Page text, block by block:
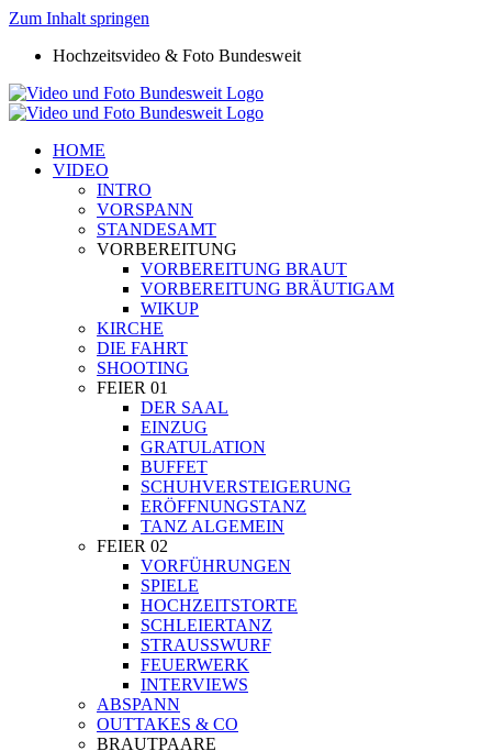
Zum Inhalt springen
Hochzeitsvideo & Foto Bundesweit
HOME
VIDEO
INTRO
VORSPANN
STANDESAMT
VORBEREITUNG
VORBEREITUNG BRAUT
VORBEREITUNG BRÄUTIGAM
WIKUP
KIRCHE
DIE FAHRT
SHOOTING
FEIER 01
DER SAAL
EINZUG
GRATULATION
BUFFET
SCHUHVERSTEIGERUNG
ERÖFFNUNGSTANZ
TANZ ALGEMEIN
FEIER 02
VORFÜHRUNGEN
SPIELE
HOCHZEITSTORTE
SCHLEIERTANZ
STRAUSSWURF
FEUERWERK
INTERVIEWS
ABSPANN
OUTTAKES & CO
BRAUTPAARE